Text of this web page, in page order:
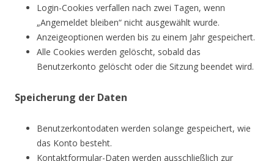
Login-Cookies verfallen nach zwei Tagen, wenn
„Angemeldet bleiben“ nicht ausgewählt wurde.
Anzeigeoptionen werden bis zu einem Jahr gespeichert.
Alle Cookies werden gelöscht, sobald das
Benutzerkonto gelöscht oder die Sitzung beendet wird.
Speicherung der Daten
Benutzerkontodaten werden solange gespeichert, wie
das Konto besteht.
Kontaktformular-Daten werden ausschließlich zur